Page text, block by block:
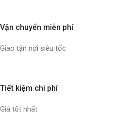
Vận chuyển miễn phí
Giao tận nơi siêu tốc
Tiết kiệm chi phí
Giá tốt nhất